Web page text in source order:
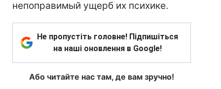
непоправимый ущерб их психике.
Не пропустіть головне! Підпишіться
на наші оновлення в Google!
Або читайте нас там, де вам зручно!